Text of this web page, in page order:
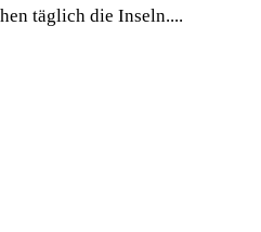
täglich die Inseln....